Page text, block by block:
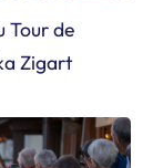
Tour de
Zigart